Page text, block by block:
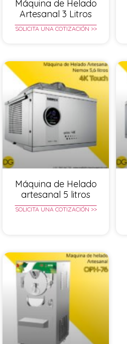
Máquina de Helado
Artesanal 3 Litros
SOLICITA UNA COTIZACIÓN >>
Máquina de Helado
artesanal 5 litros
SOLICITA UNA COTIZACIÓN >>